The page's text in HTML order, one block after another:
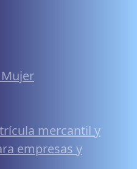
mercantil y
empresas y